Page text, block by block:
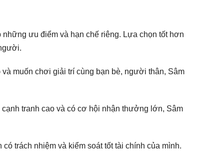
ưu điểm và hạn chế riêng. Lựa chọn tốt hơn
muốn chơi giải trí cùng bạn bè, người thân, Sâm
tranh cao và có cơ hội nhận thưởng lớn, Sâm
trách nhiệm và kiểm soát tốt tài chính của mình.